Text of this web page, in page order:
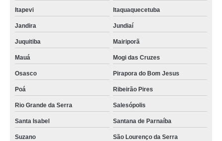
Itapevi Itaquaquecetuba
Jandira Jundiaí
Juquitiba Mairiporã
Mauá Mogi das Cruzes
Osasco Pirapora do Bom Jesus
Poá Ribeirão Pires
Rio Grande da Serra Salesópolis
Santa Isabel Santana de Parnaíba
Suzano São Lourenço da Serra